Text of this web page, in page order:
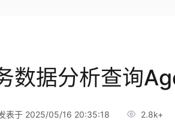
数据分析查询
表于 2025/05/16 20:35:18 2.8k+